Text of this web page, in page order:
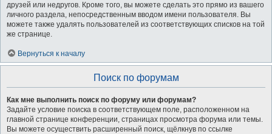
друзей или недругов. Кроме того, вы можете сделать это прямо из вашего
личного раздела, непосредственным вводом имени пользователя. Вы
можете также удалять пользователей из соответствующих списков на той
же странице.
Вернуться к началу
Поиск по форумам
Как мне выполнить поиск по форуму или форумам?
Задайте условие поиска в соответствующем поле, расположенном на
главной странице конференции, страницах просмотра форума или темы.
Вы можете осуществить расширенный поиск, щёлкнув по ссылке